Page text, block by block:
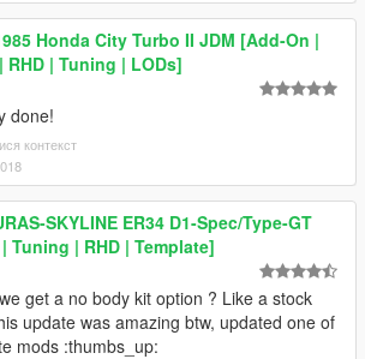
Honda City Turbo II JDM [Add-On |
RHD | Tuning | LODs]
done!
контекст
SKYLINE ER34 D1-Spec/Type-GT
Tuning | RHD | Template]
get a no body kit option ? Like a stock
update was amazing btw, updated one of
mods :thumbs_up: